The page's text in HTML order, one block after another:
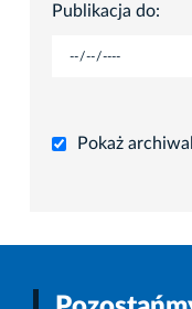
Publikacja do:
Pokaż